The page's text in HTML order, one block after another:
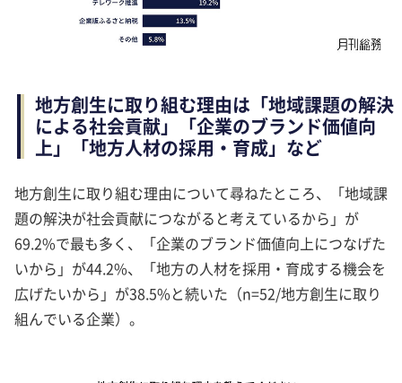
地方創生に取り組む理由は「地域課題の解決
による社会貢献」「企業のブランド価値向
上」「地方人材の採用・育成」など
地方創生に取り組む理由について尋ねたところ、「地域課
題の解決が社会貢献につながると考えているから」が
69.2%で最も多く、「企業のブランド価値向上につなげた
いから」が44.2%、「地方の人材を採用・育成する機会を
広げたいから」が38.5%と続いた（n=52/地方創生に取り
組んでいる企業）。